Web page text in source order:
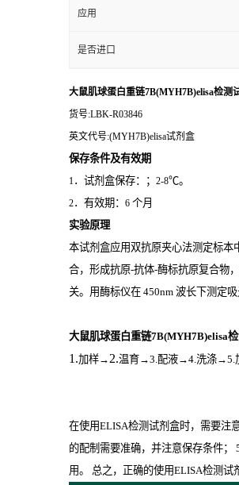
应用
是否进口
大鼠肌球蛋白重链7B(MYH7B)elisa检测
货号:LBK-R03846
英文代号:(MYH7B)elisa试剂盒
保存条件及有效期
1．试剂盒保存：； 2-8℃。
2．有效期： 6 个月
实验原理
本试剂盒应用双抗原夹心法测定标
合，形成抗原-抗体-酶标抗原复合物
关。用酶标仪在 450nm 波长下测定
大鼠肌球蛋白重链7B(MYH7B)elisa
1.加样→ 2.温育→3.配液→4.洗涤→5.
在使用ELISA检测试剂盒时，需要注
的配制需要准确，并注意保存条件；
用。 总之，正确的使用ELISA检测试